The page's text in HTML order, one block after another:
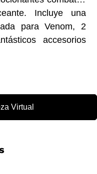
Incluye una
para Venom, 2
accesorios
Virtual